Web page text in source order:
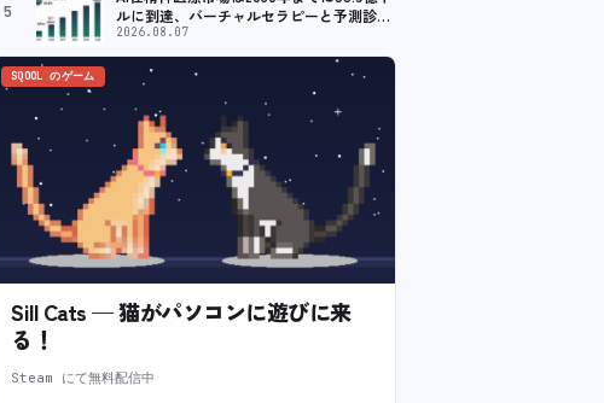
5
ルに到達、バーチャルセラピーと予測診断
の普及が加速
2026.08.07
SQOOL のゲーム
Sill Cats — 猫がパソコンに遊びに来
る！
Steam にて無料配信中